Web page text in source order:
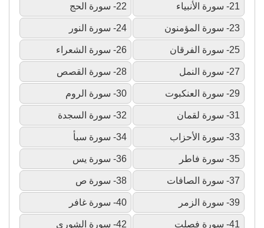
21- سورة الأنبياء 22- سورة الحج
23- سورة المؤمنون 24- سورة النور
25- سورة الفرقان 26- سورة الشعراء
27- سورة النمل 28- سورة القصص
29- سورة العنكبوت 30- سورة الروم
31- سورة لقمان 32- سورة السجدة
33- سورة الأحزاب 34- سورة سبأ
35- سورة فاطر 36- سورة يس
37- سورة الصافات 38- سورة ص
39- سورة الزمر 40- سورة غافر
41- سورة فصلت 42- سورة الشورى